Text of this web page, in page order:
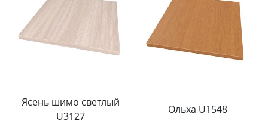
Ясень шимо светлый
U3127
Ольха U1548